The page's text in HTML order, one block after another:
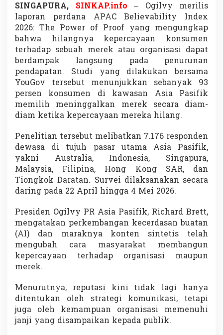
o
u
m
e
n
T
n
g
g
a
k
n
M
e
r
e
k
a
a
t
e
p
c
a
a
SINGAPURA, SINKAP.info – Ogilvy merilis
laporan perdana APAC Believability Index
2026: The Power of Proof yang mengungkap
bahwa hilangnya kepercayaan konsumen
terhadap sebuah merek atau organisasi dapat
berdampak langsung pada penurunan
pendapatan. Studi yang dilakukan bersama
YouGov tersebut menunjukkan sebanyak 93
persen konsumen di kawasan Asia Pasifik
memilih meninggalkan merek secara diam-
diam ketika kepercayaan mereka hilang.
Penelitian tersebut melibatkan 7.176 responden
dewasa di tujuh pasar utama Asia Pasifik,
yakni Australia, Indonesia, Singapura,
Malaysia, Filipina, Hong Kong SAR, dan
Tiongkok Daratan. Survei dilaksanakan secara
daring pada 22 April hingga 4 Mei 2026.
Presiden Ogilvy PR Asia Pasifik, Richard Brett,
mengatakan perkembangan kecerdasan buatan
(AI) dan maraknya konten sintetis telah
mengubah cara masyarakat membangun
kepercayaan terhadap organisasi maupun
merek.
Menurutnya, reputasi kini tidak lagi hanya
ditentukan oleh strategi komunikasi, tetapi
juga oleh kemampuan organisasi memenuhi
janji yang disampaikan kepada publik.